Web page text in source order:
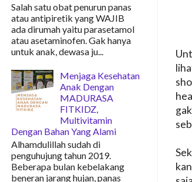
Salah satu obat penurun panas
atau antipiretik yang WAJIB
ada dirumah yaitu parasetamol
atau asetaminofen. Gak hanya
untuk anak, dewasa ju...
Menjaga Kesehatan
Anak Dengan
MADURASA
FITKIDZ,
Multivitamin
Dengan Bahan Yang Alami
Alhamdulillah sudah di
penguhujung tahun 2019.
Beberapa bulan kebelakang
beneran jarang hujan, panas